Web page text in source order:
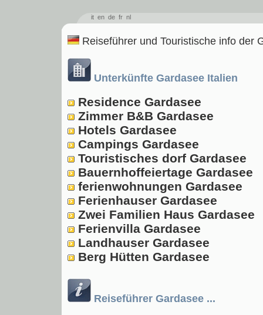
it en de fr nl
Reiseführer und Touristische info der
Unterkünfte Gardasee Italien
Residence Gardasee
Zimmer B&B Gardasee
Hotels Gardasee
Campings Gardasee
Touristisches dorf Gardasee
Bauernhoffeiertage Gardasee
ferienwohnungen Gardasee
Ferienhauser Gardasee
Zwei Familien Haus Gardasee
Ferienvilla Gardasee
Landhauser Gardasee
Berg Hütten Gardasee
Reiseführer Gardasee ...